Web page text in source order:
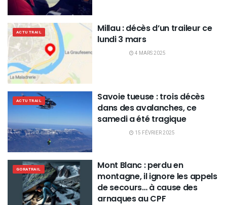
ACTU TRAIL
Millau : décès d’un traileur ce
lundi 3 mars
4 MARS 2025
ACTU TRAIL
Savoie tueuse : trois décès
dans des avalanches, ce
samedi a été tragique
15 FÉVRIER 2025
GORATRAIL
Mont Blanc : perdu en
montagne, il ignore les appels
de secours… à cause des
arnaques au CPF